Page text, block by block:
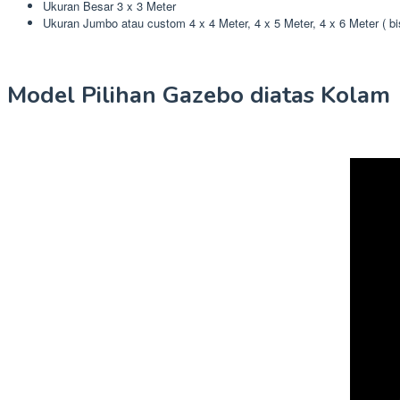
Ukuran Besar 3 x 3 Meter
Ukuran Jumbo atau custom 4 x 4 Meter, 4 x 5 Meter, 4 x 6 Meter (
Model Pilihan Gazebo diatas Kolam